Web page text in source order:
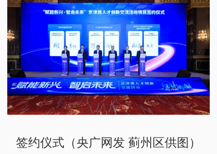
签约仪式（央广网发 蓟州区供图）